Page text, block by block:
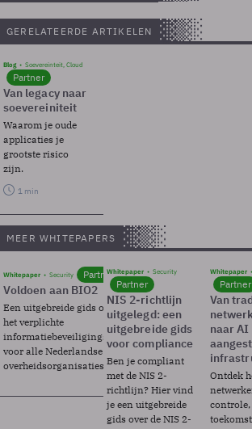
GERELATEERDE ARTIKELEN
Blog Soevereinteit, Cloud
Partner
Van legacy naar
soevereiniteit
Waarom je oude
applicaties je
grootste risico
zijn.
1 min
MEER WHITEPAPERS
Whitepaper Security Partner
Voldoen aan BIO2
Een uitgebreide gids over BIO2,
het verplichte
informatiebeveiligingsframework
voor alle Nederlandse
overheidsorganisaties.
Whitepaper Security
Partner
NIS 2-richtlijn
uitgelegd: een
uitgebreide gids
voor compliance
Ben je compliant
met de NIS 2-
richtlijn? Hier vind
je een uitgebreide
gids over de NIS 2-
Whitepaper
Partner
Van
naar AI
Ontdek
controle,